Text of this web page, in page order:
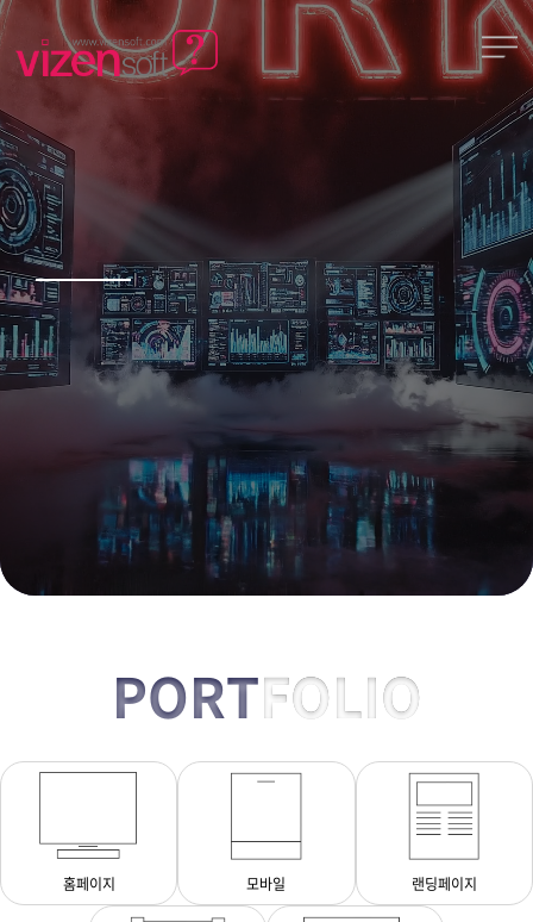
PORTFOLIO
홈페이지 모바일 랜딩페이지